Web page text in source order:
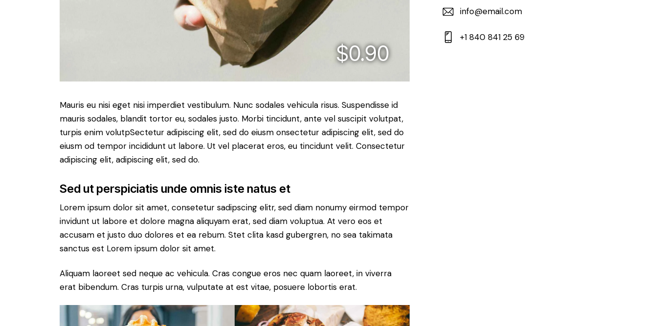
$0.90
Mauris eu nisi eget nisi imperdiet vestibulum. Nunc sodales vehicula risus. Suspendisse id
mauris sodales, blandit tortor eu, sodales justo. Morbi tincidunt, ante vel suscipit volutpat,
turpis enim volutpSectetur adipiscing elit, sed do eiusm onsectetur adipiscing elit, sed do
eiusm od tempor incididunt ut labore. Ut vel placerat eros, eu tincidunt velit. Consectetur
adipiscing elit, adipiscing elit, sed do.
Sed ut perspiciatis unde omnis iste natus et
Lorem ipsum dolor sit amet, consetetur sadipscing elitr, sed diam nonumy eirmod tempor
invidunt ut labore et dolore magna aliquyam erat, sed diam voluptua. At vero eos et
accusam et justo duo dolores et ea rebum. Stet clita kasd gubergren, no sea takimata
sanctus est Lorem ipsum dolor sit amet.
Aliquam laoreet sed neque ac vehicula. Cras congue eros nec quam laoreet, in viverra
erat bibendum. Cras turpis urna, vulputate at est vitae, posuere lobortis erat.
info@email.com
+1 840 841 25 69